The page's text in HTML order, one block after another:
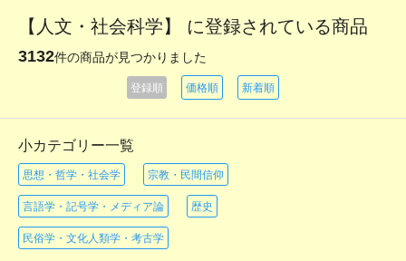
【人文・社会科学】 に登録されている商品
3132件の商品が見つかりました
登録順 価格順 新着順
小カテゴリー一覧
思想・哲学・社会学 宗教・民間信仰
言語学・記号学・メディア論 歴史
民俗学・文化人類学・考古学